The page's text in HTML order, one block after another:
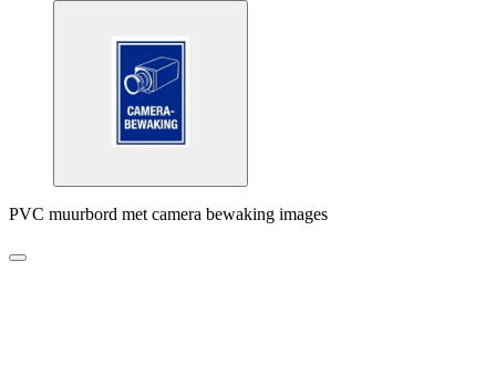
PVC muurbord met camera bewaking images